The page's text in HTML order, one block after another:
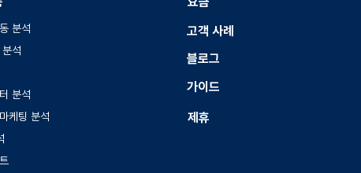
분석
석
분석
케팅 분석
가이드
블로그
고객 사례
제휴